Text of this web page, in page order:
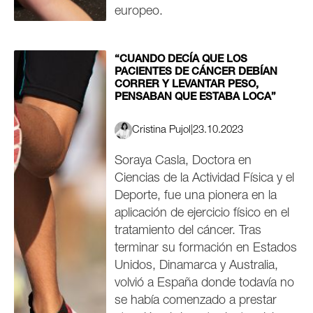
europeo.
“CUANDO DECÍA QUE LOS
PACIENTES DE CÁNCER DEBÍAN
CORRER Y LEVANTAR PESO,
PENSABAN QUE ESTABA LOCA”
Cristina Pujol 23.10.2023
Soraya Casla, Doctora en
Ciencias de la Actividad Física y el
Deporte, fue una pionera en la
aplicación de ejercicio físico en el
tratamiento del cáncer. Tras
terminar su formación en Estados
Unidos, Dinamarca y Australia,
volvió a España donde todavía no
se había comenzado a prestar